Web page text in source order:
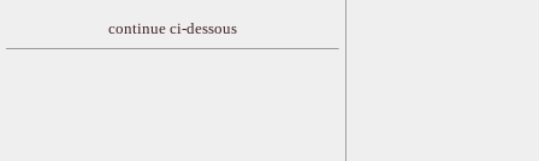
continue ci-dessous